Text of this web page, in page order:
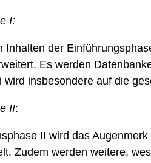
I:
Inhalten der
Es werden
wird insbesondere auf die
II:
II wird das
Zudem werden weitere,